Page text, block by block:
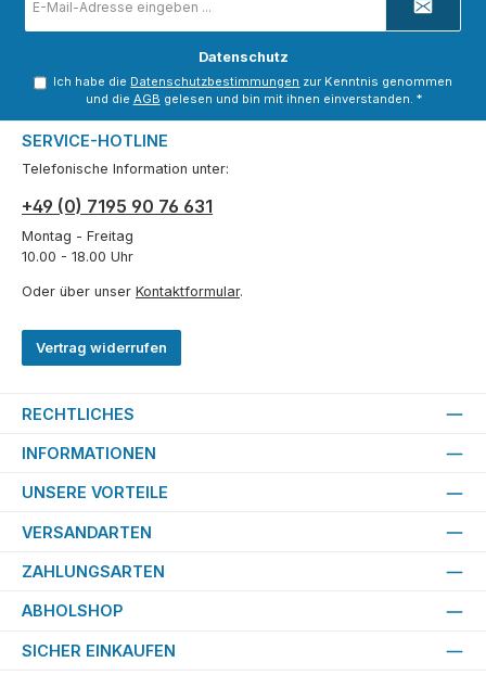
Mail-
Adresse
Datenschutz
Ich habe die Datenschutzbestimmungen zur Kenntnis genommen
und die AGB gelesen und bin mit ihnen einverstanden. *
SERVICE-HOTLINE
Telefonische Information unter:
+49 (0) 7195 90 76 631
Montag - Freitag
10.00 - 18.00 Uhr
Oder über unser Kontaktformular.
Vertrag widerrufen
RECHTLICHES
INFORMATIONEN
UNSERE VORTEILE
VERSANDARTEN
ZAHLUNGSARTEN
ABHOLSHOP
SICHER EINKAUFEN